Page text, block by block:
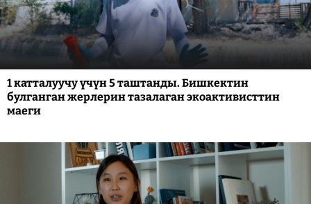
1 катталуучу үчүн 5 таштанды. Бишкектин
булганган жерлерин тазалаган экоактивисттин
маеги